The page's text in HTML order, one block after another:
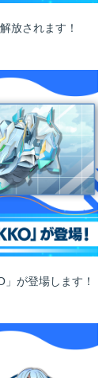
放されます！
が登場します！